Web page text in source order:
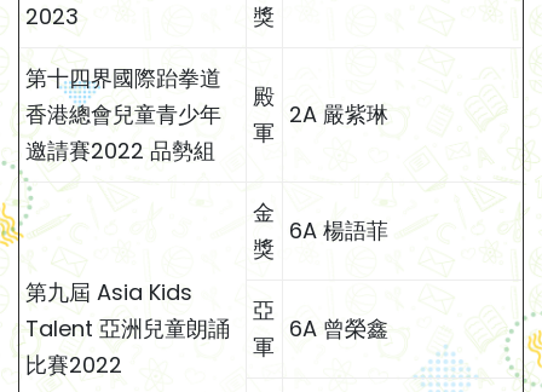
2023
獎
第十四界國際跆拳道
香港總會兒童青少年
邀請賽2022 品勢組
殿
軍
2A 嚴紫琳
第九屆 Asia Kids
Talent 亞洲兒童朗誦
比賽2022
金
獎
6A 楊語菲
亞
軍
6A 曾榮鑫